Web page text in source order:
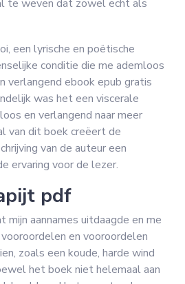
te weven dat zowel echt als
een lyrische en poëtische
conditie die me ademloos
verlangend ebook epub gratis
was het een viscerale
en verlangend naar meer
van dit boek creëert de
van de auteur een
ervaring voor de lezer.
pdf
mijn aannames uitdaagde en me
en vooroordelen
zoals een koude, harde wind
het boek niet helemaal aan